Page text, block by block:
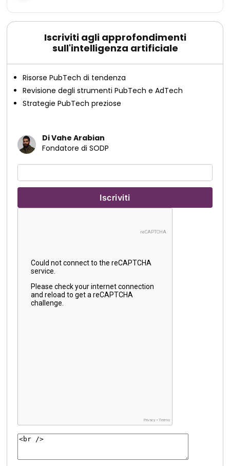
Iscriviti agli approfondimenti
sull'intelligenza artificiale
Risorse PubTech di tendenza
Revisione degli strumenti PubTech e AdTech
Strategie PubTech preziose
Di Vahe Arabian
Fondatore di SODP